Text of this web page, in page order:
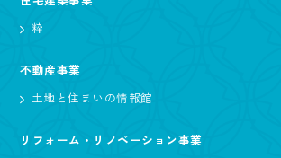
粋
不動産事業
土地と住まいの情報館
リフォーム・リノベーション事業